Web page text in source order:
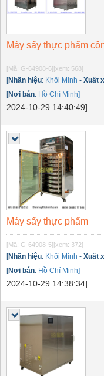
Máy sấy thực phẩm
[Mã: G-64908-6][xem: 568]
[Nhãn hiệu: Khôi Minh - Xuất
[Nơi bán: Hồ Chí Minh]
2024-10-29 14:40:49]
Máy sấy thực phẩm
[Mã: G-64908-5][xem: 372]
[Nhãn hiệu: Khôi Minh - Xuất
[Nơi bán: Hồ Chí Minh]
2024-10-29 14:38:34]